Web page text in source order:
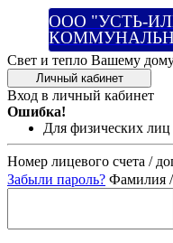
ООО "УСТЬ-
Свет и тепло Вашему
Личный кабинет
Вход в личный кабинет
Ошибка!
Для физических лиц
Номер лицевого счета /
Забыли пароль? Фамилия